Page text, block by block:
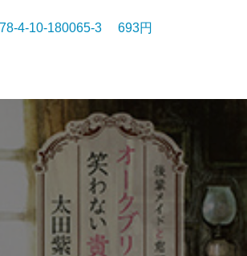
4-10-180065-3 693円